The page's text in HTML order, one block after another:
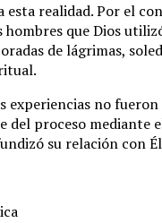
esta realidad. Por el
hombres que Dios
de lágrimas,
experiencias no
del proceso mediante
su relación con